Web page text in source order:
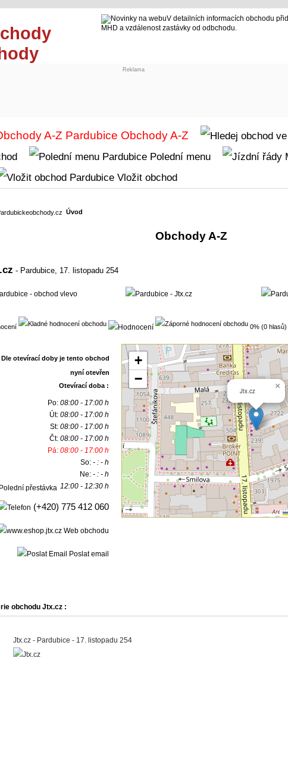
V detailních informacích obchodu
MHD a vzdálenost zastávky od odbchodu.
Reklama
Obchody A-Z
Polední menu
Vložit obchod
Úvod
Obchody A-Z
- Pardubice, 17. listopadu 254
0% (0 hlasů)
Otevírací doba :
Po: 08:00 - 17:00 h
Út: 08:00 - 17:00 h
St: 08:00 - 17:00 h
Čt: 08:00 - 17:00 h
Pá: 08:00 - 17:00 h
So: - : - h
Ne: - : - h
12:00 - 12:30 h
(+420) 775 412 060
Web obchodu
Poslat email
Jtx.cz ×
+
−
obchodu Jtx.cz :
Jtx.cz - Pardubice - 17. listopadu 254